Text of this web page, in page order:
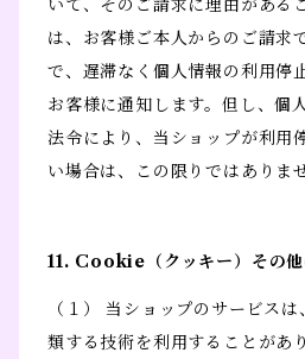
いて、そのご請求に理由がある
は、お客様ご本人からのご請求
で、遅滞なく個人情報の利用停
お客様に通知します。但し、個
法令により、当ショップが利用
い場合は、この限りではありま
11. Cookie（クッキー）その他
（１） 当ショップのサービス
類する技術を利用することがあ